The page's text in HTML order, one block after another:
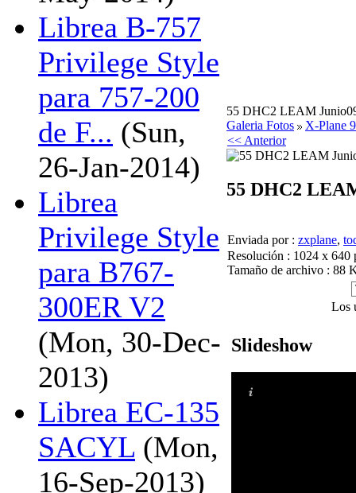
Librea B-757
Privilege Style
para 757-200
de F... (Sun,
26-Jan-2014)
Librea
Privilege Style
para B767-
300ER V2
(Mon, 30-Dec-
2013)
Librea EC-135
SACYL (Mon,
16-Sep-2013)
55 DHC2 LEAM
Galeria Fotos
X-Plane 9
<< Anterior
55 DHC2
Enviada por : zxplane,
Resolución : 1024 x 640
Tamaño de archivo : 88
Los
Slideshow